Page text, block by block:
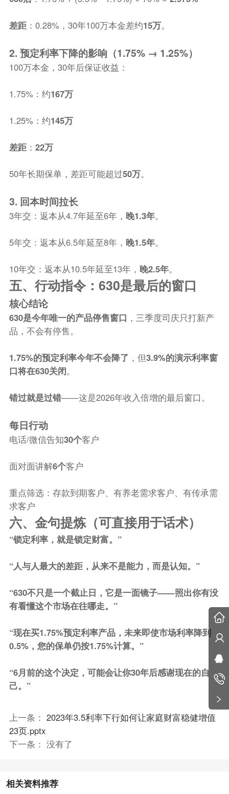
差距：0.28%，30年100万本金差约15万。
2. 预定利率下降的影响（1.75% → 1.25%）
100万本金，30年后保证收益：
1.75%：约167万
1.25%：约145万
差距： 22万
50年长期保单，差距可能超过50万。
3. 回本时间拉长
3年交：返本从4.7年延至6年， 晚1.3年。
5年交：返本从6.5年延至8年， 晚1.5年。
10年交：返本从10.5年延至13年， 晚2.5年。
五、行动指令：630是最后的窗口
核心结论
630是今年唯一的产品停售窗口 ，三季度司庆只打新产
品，不会有停售。
1.75%的预定利率今年不会降了 ，但3.9%的演示利率窗
口将在630关闭。
错过就是过错——这是2026年收入倍增的最后窗口。
每日行动
电话/微信告知30个客户
面对面讲解6个客户
重点筛选：存款到期客户、有养老需求客户、有传承需
求客户
六、金句提炼（可直接用于话术）
“锁定利率，就是锁定财富。”
“人与人最大的差距，从来不是能力，而是认知。”
“630不只是一个截止日，它是一面镜子——照出你有没
有看懂这个市场在往哪走。”
“现在买1.75%预定利率产品，未来即使市场利率降到
0.5%，您的保单仍按1.75%计算。”
“6月前的这个决定，可能会让你30年后感谢现在的自
己。”
上一条： 2023年3.5利率下行如何让家庭财富稳健增值
23页.pptx
下一条： 没有了
相关资料推荐